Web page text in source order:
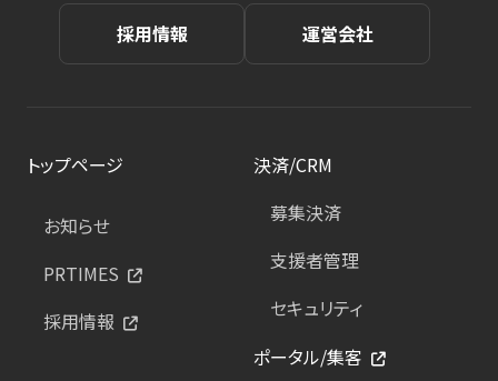
採用情報 運営会社
トップページ
お知らせ
PRTIMES
採用情報
決済/CRM
募集決済
支援者管理
セキュリティ
ポータル/集客